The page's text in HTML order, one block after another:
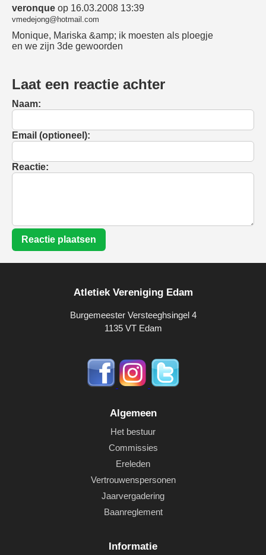
veronque op 16.03.2008 13:39
vmedejong@hotmail.com
Monique, Mariska &amp; ik moesten als ploegje
en we zijn 3de gewoorden
Laat een reactie achter
Naam:
Email (optioneel):
Reactie:
Reactie plaatsen
Atletiek Vereniging Edam
Burgemeester Versteeghsingel 4
1135 VT Edam
Algemeen
Het bestuur
Commissies
Ereleden
Vertrouwenspersonen
Jaarvergadering
Baanreglement
Informatie